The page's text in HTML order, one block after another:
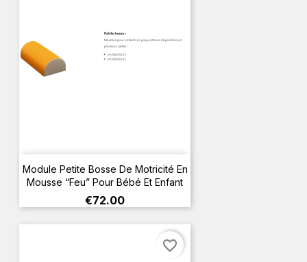
Module Petite Bosse De Motricité En
Mousse “Feu” Pour Bébé Et Enfant
Price
€72.00
favorite_border